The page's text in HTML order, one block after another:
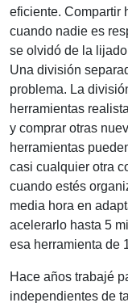
eficiente. Compartir
cuando nadie es
se olvidó de la
Una división
problema. La
herramientas
y comprar otras
herramientas
casi cualquier otra
cuando estés
media hora en
acelerarlo hasta 5
esa herramienta de
Hace años trabajé
independientes de